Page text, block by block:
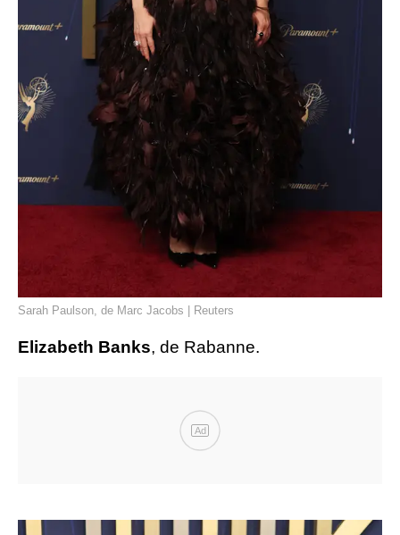
Sarah Paulson, de Marc Jacobs | Reuters
Elizabeth Banks, de Rabanne.
Ad